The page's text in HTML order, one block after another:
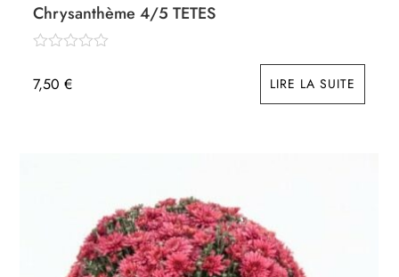
Chrysanthème 4/5 TETES
7,50€ LIRE LA SUITE